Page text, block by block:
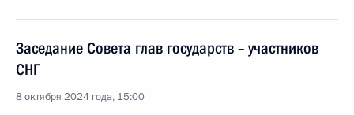
Заседание Совета глав государств – участников
СНГ
8 октября 2024 года, 15:00